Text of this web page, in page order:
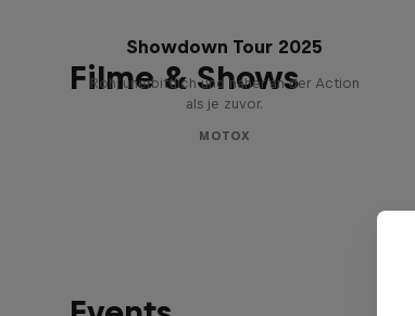
Filme & Shows
Showdown Tour 2025
Roh, unerbittlich und näher an der Action
als je zuvor.
MOTOX